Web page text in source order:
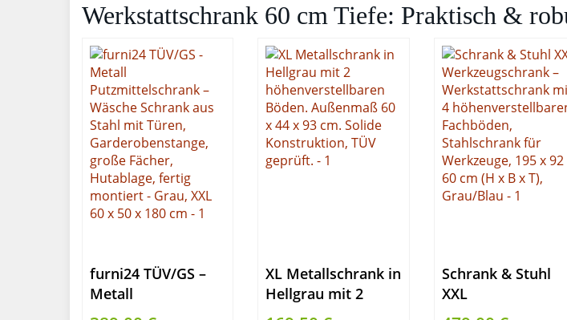
Werkstattschrank 60 cm Tiefe: Praktisch &
furni24 TÜV/GS –
Metall
Putzmittelschrank
XL Metallschrank in
Hellgrau mit 2
höhenverstellbaren
Schrank & Stuhl
XXL
Werkzeugschrank –